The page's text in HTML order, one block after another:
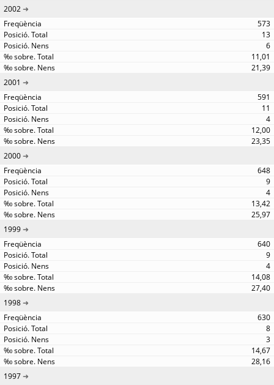
2002
573
13
6
11,01
21,39
2001
591
11
4
12,00
23,35
2000
648
9
4
13,42
25,97
1999
640
9
4
14,08
27,40
1998
630
8
3
14,67
28,16
1997